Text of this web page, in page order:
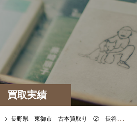
買取実績
長野県 東御市 古本買取り ② 長谷川等伯 水墨画 肉筆